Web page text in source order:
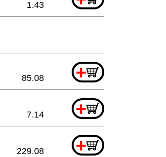
1.43
+
85.08
+
7.14
+
229.08